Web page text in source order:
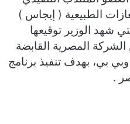
الطبيعية ( إيجاس )
شهد الوزير توقيعها
المصرية القابضة
بي، بهدف تنفيذ برنامج
.